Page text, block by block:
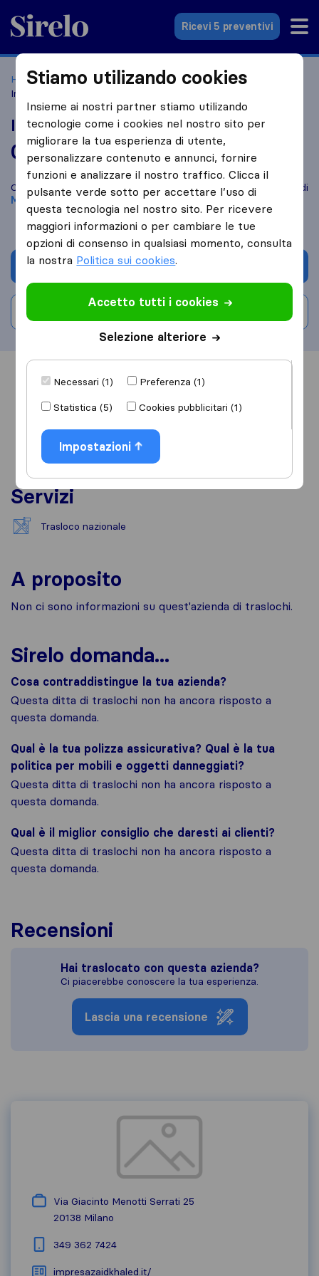
Sirelo.it
Ricevi 5 preventivi
Home Le 10 migliori aziende di traslochi in Italia
Impresa Zaid Khaled
Impresa Zaid Khaled
0,0 basato su 0
recensioni di Sirelo e Google
i
Confronta Impresa Zaid Khaled con altreaziende di traslochi
di
Milano
Chiedi preventivo
Informazioni Recensioni
Servizi
Trasloco nazionale
A proposito
Non ci sono informazioni su quest'azienda di traslochi.
Sirelo domanda...
Cosa contraddistingue la tua azienda?
Questa ditta di traslochi non ha ancora risposto a
questa domanda.
Qual è la tua polizza assicurativa? Qual è la tua
politica per mobili e oggetti danneggiati?
Questa ditta di traslochi non ha ancora risposto a
questa domanda.
Qual è il miglior consiglio che daresti ai clienti?
Questa ditta di traslochi non ha ancora risposto a
questa domanda.
Recensioni
Hai traslocato con questa azienda?
Ci piacerebbe conoscere la tua esperienza.
Lascia una recensione
Via Giacinto Menotti Serrati 25
20138 Milano
349 362 7424
impresazaidkhaled.it/
Stiamo utilizando cookies
Insieme ai nostri partner stiamo utilizando
tecnologie come i cookies nel nostro sito per
migliorare la tua esperienza di utente,
personalizzare contenuto e annunci, fornire
funzioni e analizzare il nostro traffico. Clicca il
pulsante verde sotto per accettare l’uso di
questa tecnologia nel nostro sito. Per ricevere
maggiori informazioni o per cambiare le tue
opzioni di consenso in qualsiasi momento, consulta
la nostra Politica sui cookies.
Accetto tutti i cookies
Selezione alteriore
Necessari (1)
Preferenza (1)
Statistica (5)
Cookies pubblicitari (1)
Impostazioni